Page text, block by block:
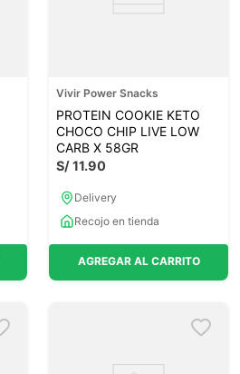
Vivir Power Snacks
PROTEIN COOKIE KETO
CHOCO CHIP LIVE LOW
CARB X 58GR
S/11.90
Delivery
Recojo en tienda
AGREGAR AL CARRITO